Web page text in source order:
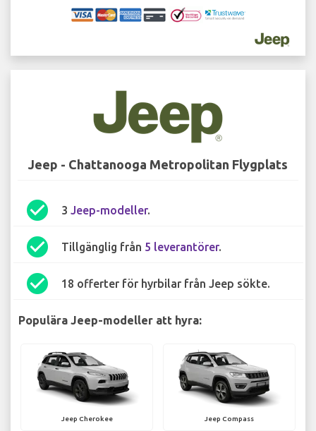
Jeep - Chattanooga Metropolitan Flygplats
check_circle 3 Jeep-modeller.
check_circle Tillgänglig från 5 leverantörer.
check_circle 18 offerter för hyrbilar från Jeep sökte.
Populära Jeep-modeller att hyra:
Jeep Cherokee Jeep Compass